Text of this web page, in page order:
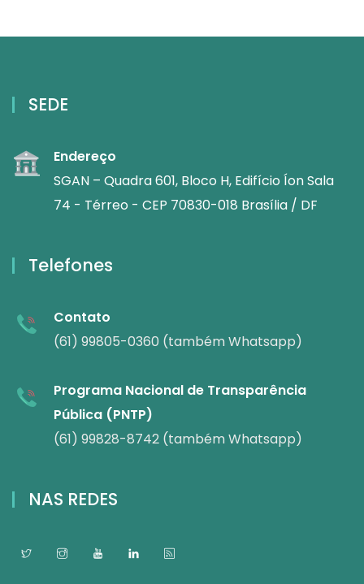
SEDE
Endereço
SGAN – Quadra 601, Bloco H, Edifício Íon Sala
74 - Térreo - CEP 70830-018 Brasília / DF
Telefones
Contato
(61) 99805-0360 (também Whatsapp)
Programa Nacional de Transparência
Pública (PNTP)
(61) 99828-8742 (também Whatsapp)
NAS REDES